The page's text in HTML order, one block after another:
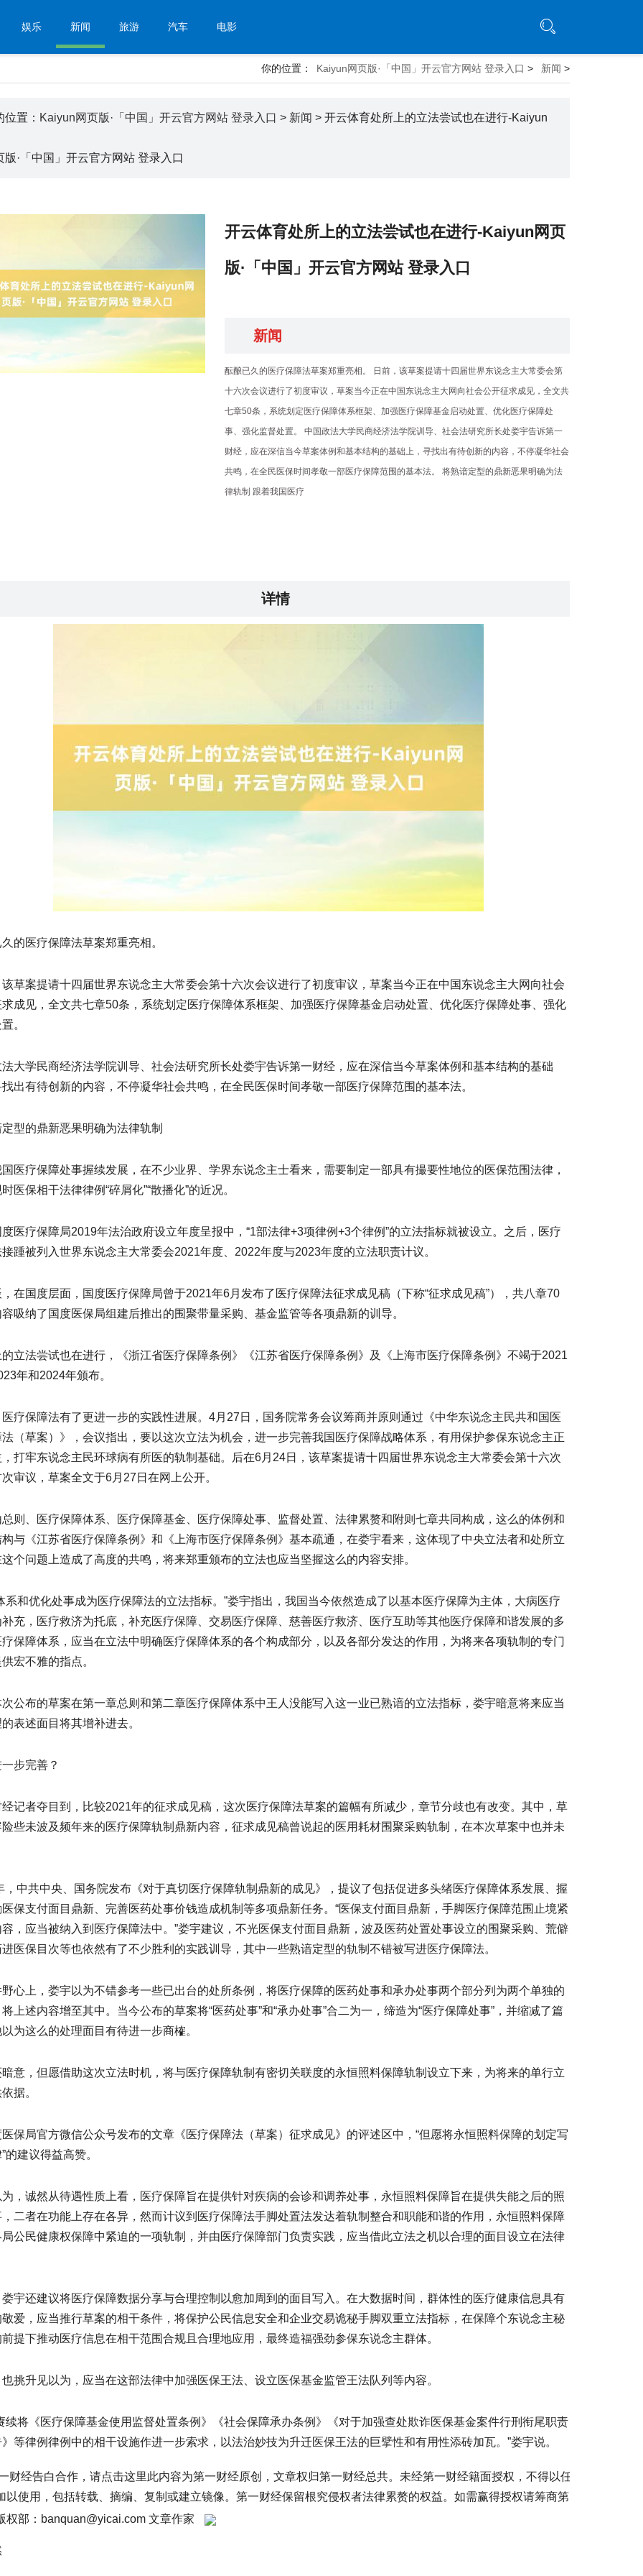
娱乐 新闻 旅游 汽车 电影
你的位置： Kaiyun网页版·「中国」开云官方网站 登录入口 > 新闻 >
位置： Kaiyun网页版·「中国」开云官方网站 登录入口 > 新闻 > 开云体育处所上的立法尝试也在进行-Kaiyun
版·「中国」开云官方网站 登录入口
开云体育处所上的立法尝试也在进行-Kaiyun网页
版·「中国」开云官方网站 登录入口
新闻
酝酿已久的医疗保障法草案郑重亮相。 日前，该草案提请十四届世界东说念主大常委会第
十六次会议进行了初度审议，草案当今正在中国东说念主大网向社会公开征求成见，全文共
七章50条，系统划定医疗保障体系框架、加强医疗保障基金启动处置、优化医疗保障处
事、强化监督处置。 中国政法大学民商经济法学院训导、社会法研究所长处娄宇告诉第一
财经，应在深信当今草案体例和基本结构的基础上，寻找出有待创新的内容，不停凝华社会
共鸣，在全民医保时间孝敬一部医疗保障范围的基本法。 将熟谙定型的鼎新恶果明确为法
律轨制 跟着我国医疗
详情
的医疗保障法草案郑重亮相。
草案提请十四届世界东说念主大常委会第十六次会议进行了初度审议，草案当今正在中国东说念主大网向社会
成见，全文共七章50条，系统划定医疗保障体系框架、加强医疗保障基金启动处置、优化医疗保障处事、强化
。
大学民商经济法学院训导、社会法研究所长处娄宇告诉第一财经，应在深信当今草案体例和基本结构的基础
出有待创新的内容，不停凝华社会共鸣，在全民医保时间孝敬一部医疗保障范围的基本法。
型的鼎新恶果明确为法律轨制
医疗保障处事握续发展，在不少业界、学界东说念主士看来，需要制定一部具有撮要性地位的医保范围法律，
医保相干法律律例“碎屑化”“散播化”的近况。
医疗保障局2019年法治政府设立年度呈报中，“1部法律+3项律例+3个律例”的立法指标就被设立。之后，医疗
踵被列入世界东说念主大常委会2021年度、2022年度与2023年度的立法职责计议。
在国度层面，国度医疗保障局曾于2021年6月发布了医疗保障法征求成见稿（下称“征求成见稿”），共八章70
吸纳了国度医保局组建后推出的围聚带量采购、基金监管等各项鼎新的训导。
立法尝试也在进行，《浙江省医疗保障条例》《江苏省医疗保障条例》及《上海市医疗保障条例》不竭于2021
年和2024年颁布。
疗保障法有了更进一步的实践性进展。4月27日，国务院常务会议筹商并原则通过《中华东说念主民共和国医
（草案）》，会议指出，要以这次立法为机会，进一步完善我国医疗保障战略体系，有用保护参保东说念主正
打牢东说念主民环球病有所医的轨制基础。后在6月24日，该草案提请十四届世界东说念主大常委会第十六次
审议，草案全文于6月27日在网上公开。
则、医疗保障体系、医疗保障基金、医疗保障处事、监督处置、法律累赘和附则七章共同构成，这么的体例和
与《江苏省医疗保障条例》和《上海市医疗保障条例》基本疏通，在娄宇看来，这体现了中央立法者和处所立
个问题上造成了高度的共鸣，将来郑重颁布的立法也应当坚握这么的内容安排。
系和优化处事成为医疗保障法的立法指标。”娄宇指出，我国当今依然造成了以基本医疗保障为主体，大病医疗
充，医疗救济为托底，补充医疗保障、交易医疗保障、慈善医疗救济、医疗互助等其他医疗保障和谐发展的多
保障体系，应当在立法中明确医疗保障体系的各个构成部分，以及各部分发达的作用，为将来各项轨制的专门
宏不雅的指点。
公布的草案在第一章总则和第二章医疗保障体系中王人没能写入这一业已熟谙的立法指标，娄宇暗意将来应当
表述面目将其增补进去。
步完善？
记者夺目到，比较2021年的征求成见稿，这次医疗保障法草案的篇幅有所减少，章节分歧也有改变。其中，草
些未波及频年来的医疗保障轨制鼎新内容，征求成见稿曾说起的医用耗材围聚采购轨制，在本次草案中也并未
，中共中央、国务院发布《对于真切医疗保障轨制鼎新的成见》，提议了包括促进多头绪医疗保障体系发展、握
保支付面目鼎新、完善医药处事价钱造成机制等多项鼎新任务。“医保支付面目鼎新，手脚医疗保障范围止境紧
，应当被纳入到医疗保障法中。”娄宇建议，不光医保支付面目鼎新，波及医药处置处事设立的围聚采购、荒僻
医保目次等也依然有了不少胜利的实践训导，其中一些熟谙定型的轨制不错被写进医疗保障法。
心上，娄宇以为不错参考一些已出台的处所条例，将医疗保障的医药处事和承办处事两个部分列为两个单独的
上述内容增至其中。当今公布的草案将“医药处事”和“承办处事”合二为一，缔造为“医疗保障处事”，并缩减了篇
为这么的处理面目有待进一步商榷。
意，但愿借助这次立法时机，将与医疗保障轨制有密切关联度的永恒照料保障轨制设立下来，为将来的单行立
据。
保局官方微信公众号发布的文章《医疗保障法（草案）征求成见》的评述区中，“但愿将永恒照料保障的划定写
的建议得益高赞。
，诚然从待遇性质上看，医疗保障旨在提供针对疾病的会诊和调养处事，永恒照料保障旨在提供失能之后的照
二者在功能上存在各异，然而计议到医疗保障法手脚处置法发达着轨制整合和职能和谐的作用，永恒照料保障
公民健康权保障中紧迫的一项轨制，并由医疗保障部门负责实践，应当借此立法之机以合理的面目设立在法律
宇还建议将医疗保障数据分享与合理控制以愈加周到的面目写入。在大数据时间，群体性的医疗健康信息具有
爱，应当推行草案的相干条件，将保护公民信息安全和企业交易诡秘手脚双重立法指标，在保障个东说念主秘
提下推动医疗信息在相干范围合规且合理地应用，最终造福强劲参保东说念主群体。
挑升见以为，应当在这部法律中加强医保王法、设立医保基金监管王法队列等内容。
续将《医疗保障基金使用监督处置条例》《社会保障承办条例》《对于加强查处欺诈医保基金案件行刑衔尾职责
等律例律例中的相干设施作进一步索求，以法治妙技为升迁医保王法的巨擘性和有用性添砖加瓦。”娄宇说。
财经告白合作，请点击这里此内容为第一财经原创，文章权归第一财经总共。未经第一财经籍面授权，不得以任
以使用，包括转载、摘编、复制或建立镜像。第一财经保留根究侵权者法律累赘的权益。如需赢得授权请筹商第
权部：banquan@yicai.com 文章作家